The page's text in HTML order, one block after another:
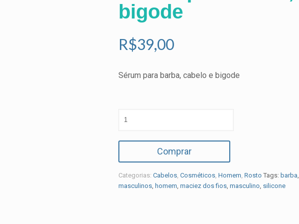
bigode
R$39,00
Sérum para barba, cabelo e bigode
Comprar
Categorias: Cabelos, Cosméticos, Homem, Rosto Tags: barba,
masculinos, homem, maciez dos fios, masculino, silicone